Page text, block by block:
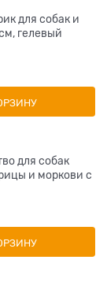
для собак и
гелевый
для собак
и моркови с